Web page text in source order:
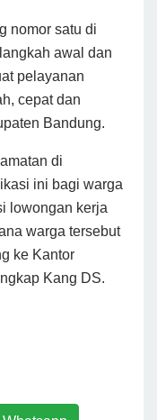
nomor satu di
awal dan
pelayanan
cepat dan
Bandung.
di
ini bagi warga
lowongan kerja
warga tersebut
ke Kantor
Kang DS.